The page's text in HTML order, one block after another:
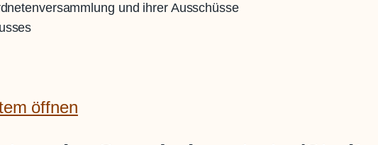
und ihrer Ausschüsse
öffnen